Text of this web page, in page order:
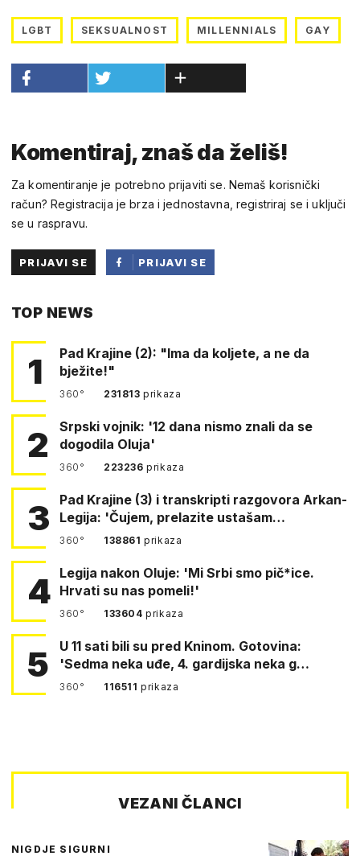
LGBT SEKSUALNOST MILLENNIALS GAY
Komentiraj, znaš da želiš!
Za komentiranje je potrebno prijaviti se. Nemaš korisnički
račun? Registracija je brza i jednostavna, registriraj se i uključi
se u raspravu.
PRIJAVI SE
PRIJAVI SE
TOP NEWS
1
Pad Krajine (2): "Ima da koljete, a ne da
bježite!"
360° 231813prikaza
2
Srpski vojnik: '12 dana nismo znali da se
dogodila Oluja'
360° 223236prikaza
3
Pad Krajine (3) i transkripti razgovora Arkan-
Legija: 'Čujem, prelazite ustašam…
360° 138861prikaza
4 Legija nakon Oluje: 'Mi Srbi smo pič*ice.
Hrvati su nas pomeli!'
360° 133604prikaza
5
U 11 sati bili su pred Kninom. Gotovina:
'Sedma neka uđe, 4. gardijska neka g…
360° 116511prikaza
VEZANI ČLANCI
NIGDJE SIGURNI